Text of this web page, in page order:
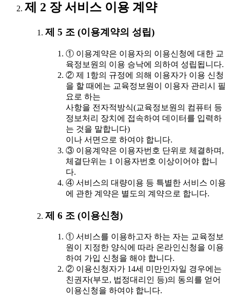
제 2 장 서비스 이용 계약
제 5 조 (이용계약의 성립)
① 이용계약은 이용자의 이용신청에 대한 교
육정보원의 이용 승낙에 의하여 성립됩니다.
② 제 1항의 규정에 의해 이용자가 이용 신청
을 할 때에는 교육정보원이 이용자 관리시 필
요로 하는
사항을 전자적방식(교육정보원의 컴퓨터 등
정보처리 장치에 접속하여 데이터를 입력하
는 것을 말합니다)
이나 서면으로 하여야 합니다.
③ 이용계약은 이용자번호 단위로 체결하며,
체결단위는 1 이용자번호 이상이어야 합니
다.
④ 서비스의 대량이용 등 특별한 서비스 이용
에 관한 계약은 별도의 계약으로 합니다.
제 6 조 (이용신청)
① 서비스를 이용하고자 하는 자는 교육정보
원이 지정한 양식에 따라 온라인신청을 이용
하여 가입 신청을 해야 합니다.
② 이용신청자가 14세 미만인자일 경우에는
친권자(부모, 법정대리인 등)의 동의를 얻어
이용신청을 하여야 합니다.